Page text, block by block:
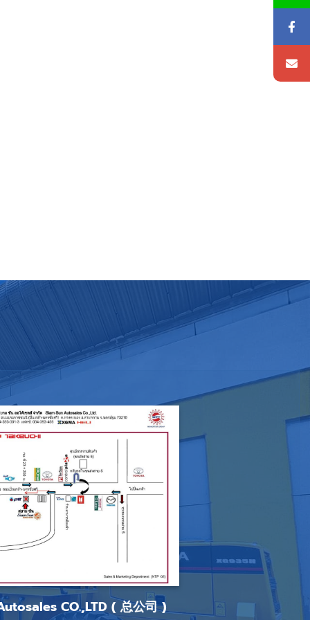
CO.,LTD ( 总公司 )